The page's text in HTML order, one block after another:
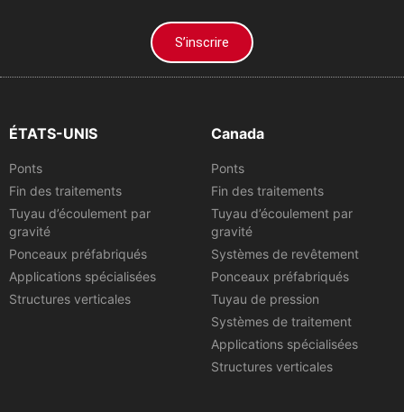
S’inscrire
ÉTATS-UNIS
Ponts
Fin des traitements
Tuyau d’écoulement par
gravité
Ponceaux préfabriqués
Applications spécialisées
Structures verticales
Canada
Ponts
Fin des traitements
Tuyau d’écoulement par
gravité
Systèmes de revêtement
Ponceaux préfabriqués
Tuyau de pression
Systèmes de traitement
Applications spécialisées
Structures verticales